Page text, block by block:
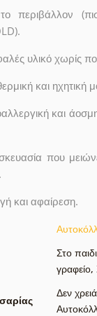
περιβάλλον
υλικό χωρίς
και ηχητική
και
που
και αφαίρεση.
Στο
γραφείο,
Δεν